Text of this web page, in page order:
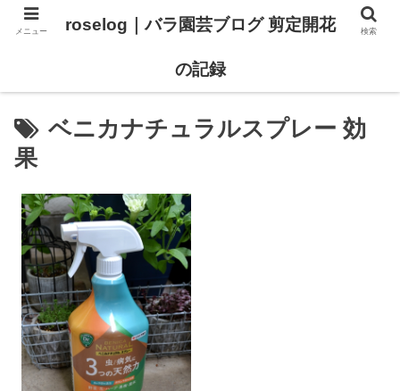
ベニカナチュラルスプレー 効
果
メニュー roselog｜バラ園芸ブログ 剪定開花
の記録
検索